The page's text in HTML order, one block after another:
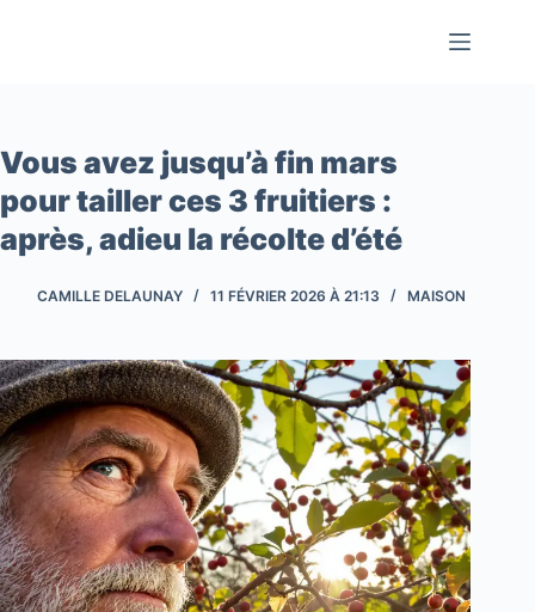
Vous avez jusqu’à fin mars
pour tailler ces 3 fruitiers :
après, adieu la récolte d’été
CAMILLE DELAUNAY 11 FÉVRIER 2026 À 21:13 MAISON